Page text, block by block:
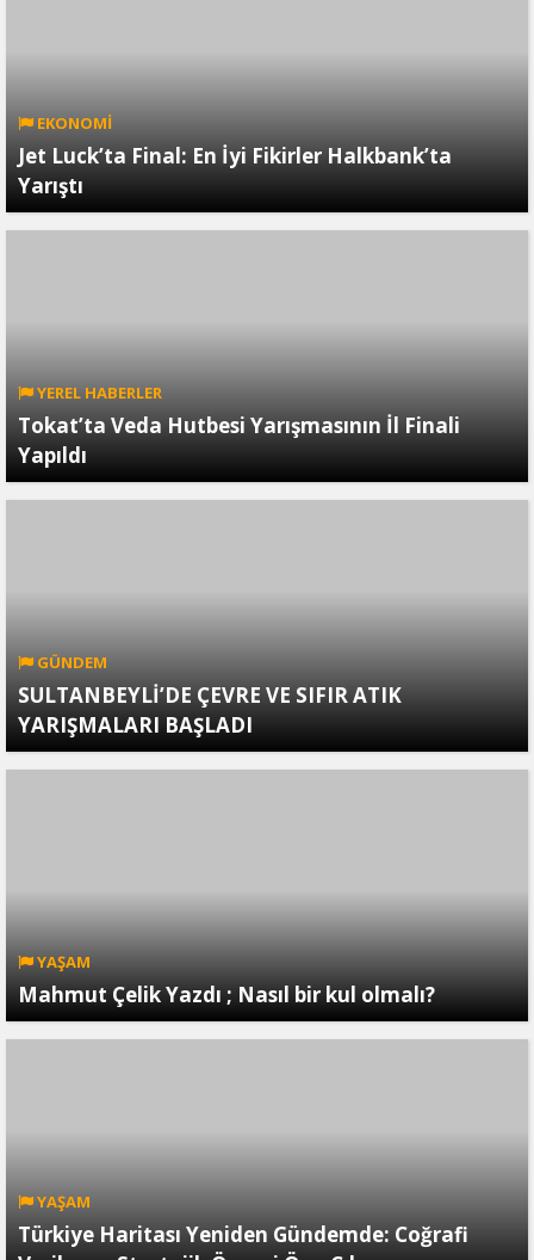
EKONOMİ
Jet Luck’ta Final: En İyi Fikirler Halkbank’ta
Yarıştı
YEREL HABERLER
Tokat’ta Veda Hutbesi Yarışmasının İl Finali
Yapıldı
GÜNDEM
SULTANBEYLİ’DE ÇEVRE VE SIFIR ATIK
YARIŞMALARI BAŞLADI
YAŞAM
Mahmut Çelik Yazdı ; Nasıl bir kul olmalı?
YAŞAM
Türkiye Haritası Yeniden Gündemde: Coğrafi